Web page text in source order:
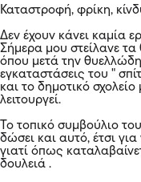
Καταστροφή, φρίκη,
Δεν έχουν κάνει καμία
Σήμερα μου στείλανε
όπου μετά την θυελλώδη
εγκαταστάσεις του "
και το δημοτικό
λειτουργεί.
Το τοπικό συμβούλιο
δώσει και αυτό, έτσι
γιατί όπως
δουλειά .